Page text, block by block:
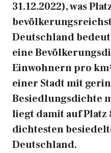
31.12.2022), was
Deutschland
eine
Einwohnern pro
einer Stadt mit
Besiedlungsdichte
liegt damit auf Platz
dichtesten
Deutschland.